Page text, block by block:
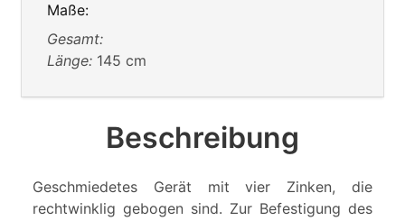
Maße:
Gesamt:
Länge: 145 cm
Beschreibung
Geschmiedetes Gerät mit vier Zinken, die
rechtwinklig gebogen sind. Zur Befestigung des